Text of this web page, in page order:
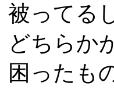
被ってる
どちらか
困ったも